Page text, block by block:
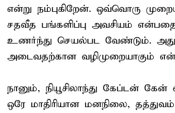
என்று நம்புகிறேன். ஒவ்வொரு
சதவீத பங்களிப்பு அவசியம்
உணர்ந்து செயல்பட வேண்டும்.
அடைவதற்கான வழிமுறையாகும்
நானும், நியூசிலாந்து கேப்டன் கேன்
ஒரே மாதிரியான மனநிலை,